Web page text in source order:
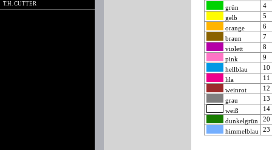
T.H. CUTTER
grün
4
gelb
5
orange
6
braun
7
violett
8
pink
9
hellblau
10
lila
11
weinrot
12
grau
13
weiß
14
dunkelgrün
20
himmelblau
23